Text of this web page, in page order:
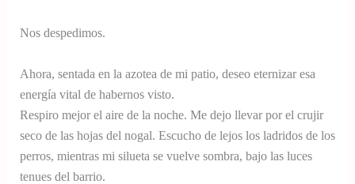
Nos despedimos.
Ahora, sentada en la azotea de mi patio, deseo eternizar esa
energía vital de habernos visto.
Respiro mejor el aire de la noche. Me dejo llevar por el crujir
seco de las hojas del nogal. Escucho de lejos los ladridos de los
perros, mientras mi silueta se vuelve sombra, bajo las luces
tenues del barrio.